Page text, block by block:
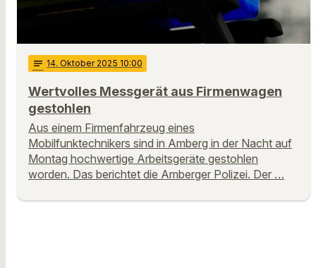
notes 14. Oktober 2025 10:00
Wertvolles Messgerät aus Firmenwagen
gestohlen
Aus einem Firmenfahrzeug eines
Mobilfunktechnikers sind in Amberg in der Nacht auf
Montag hochwertige Arbeitsgeräte gestohlen
worden. Das berichtet die Amberger Polizei. Der …